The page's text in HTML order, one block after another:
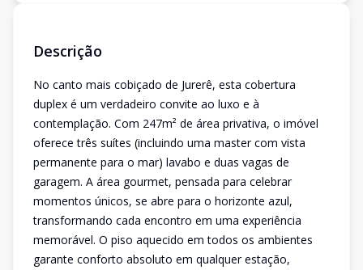
Descrição
No canto mais cobiçado de Jurerê, esta cobertura
duplex é um verdadeiro convite ao luxo e à
contemplação. Com 247m² de área privativa, o imóvel
oferece três suítes (incluindo uma master com vista
permanente para o mar) lavabo e duas vagas de
garagem. A área gourmet, pensada para celebrar
momentos únicos, se abre para o horizonte azul,
transformando cada encontro em uma experiência
memorável. O piso aquecido em todos os ambientes
garante conforto absoluto em qualquer estação,